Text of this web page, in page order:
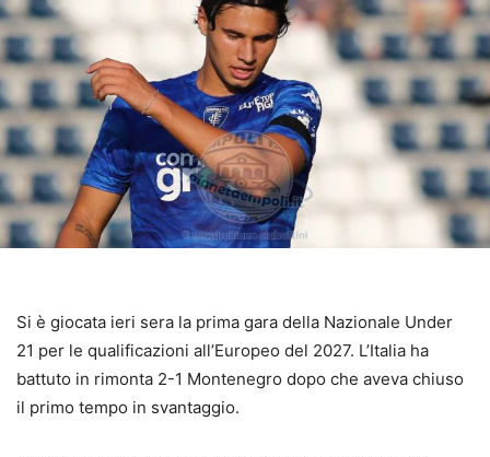
Si è giocata ieri sera la prima gara della Nazionale Under
21 per le qualificazioni all’Europeo del 2027. L’Italia ha
battuto in rimonta 2-1 Montenegro dopo che aveva chiuso
il primo tempo in svantaggio.